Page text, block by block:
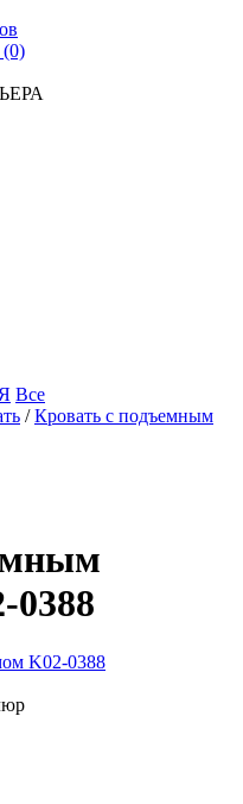
Все
/Кровать с подъемным
0388